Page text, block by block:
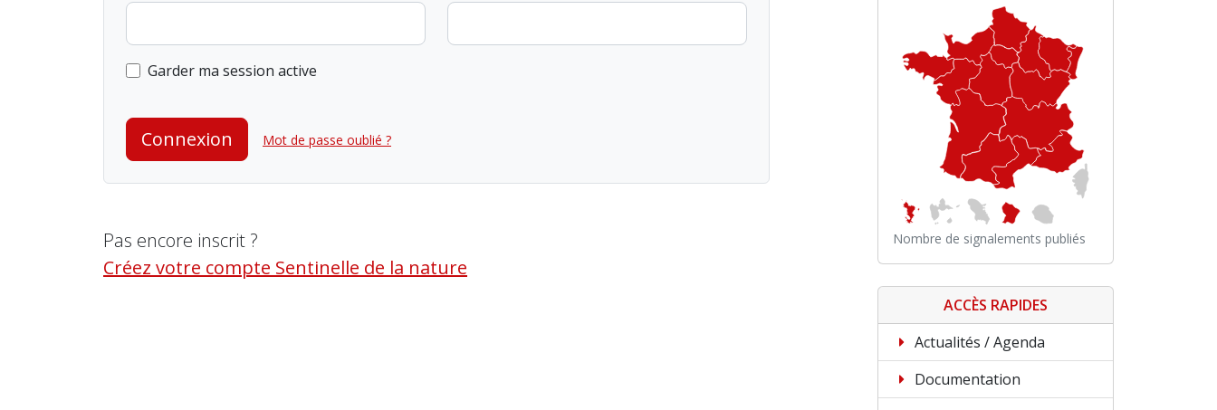
Garder ma session active
Connexion Mot de passe oublié ?
Pas encore inscrit ?
Créez votre compte Sentinelle de la nature
Nombre de signalements publiés
ACCÈS RAPIDES
Actualités / Agenda
Documentation